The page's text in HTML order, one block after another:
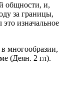
общности, и,
за границы,
изначальное
многообразии,
(Деян. 2 гл).